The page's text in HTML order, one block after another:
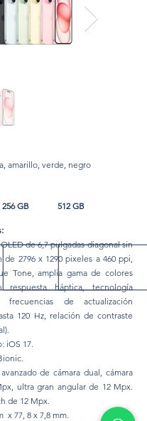
amarillo, verde, negro
256 GB 512 GB
de 6,7 pulgadas diagonal sin
de 2796 x 1290 pixeles a 460 ppi,
Tone, amplia gama de colores
respuesta háptica, tecnología
frecuencias de actualización
120 Hz, relación de contraste
iOS 17.
de cámara dual, cámara
ultra gran angular de 12 Mpx.
de 12 Mpx.
x 77, 8 x 7,8 mm.